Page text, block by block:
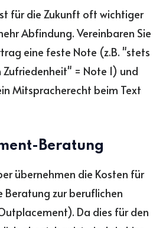
für die Zukunft oft wichtiger
Abfindung. Vereinbaren Sie
eine feste Note (z.B. "stets
Zufriedenheit" = Note 1) und
Mitspracherecht beim Text
Beratung
übernehmen die Kosten für
Beratung zur beruflichen
Da dies für den